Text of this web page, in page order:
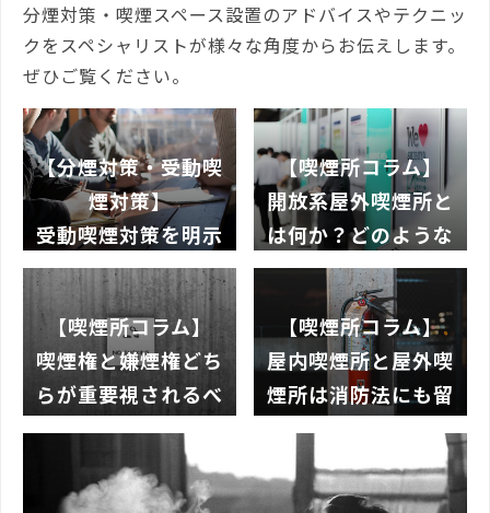
分煙対策・喫煙スペース設置のアドバイスやテクニッ
クをスペシャリストが様々な角度からお伝えします。
ぜひご覧ください。
【分煙対策・受動喫
煙対策】
受動喫煙対策を明示
してから求人を出さ
なければならない
【喫煙所コラム】
開放系屋外喫煙所と
は何か？どのような
メリットがあるの
か？
【喫煙所コラム】
喫煙権と嫌煙権どち
らが重要視されるべ
きなのかを考える
【喫煙所コラム】
屋内喫煙所と屋外喫
煙所は消防法にも留
意する必要がある！